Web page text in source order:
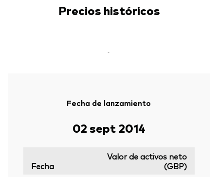
Precios históricos
-
Fecha de lanzamiento
02 sept 2014
Fecha
Valor de activos neto
(GBP)